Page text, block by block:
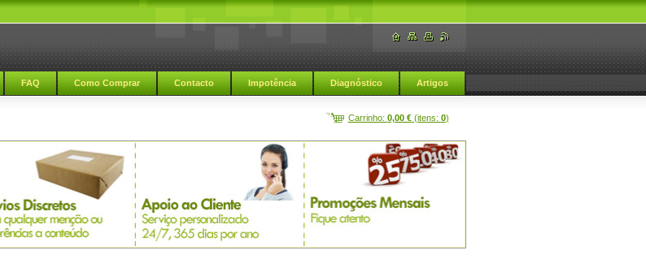
FAQ Como Comprar Contacto Impotência Diagnóstico Artigos
Carrinho: 0,00 €(itens: 0)